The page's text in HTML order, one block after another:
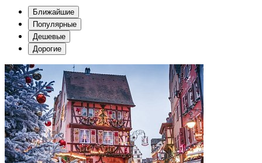
Ближайшие
Популярные
Дешевые
Дорогие